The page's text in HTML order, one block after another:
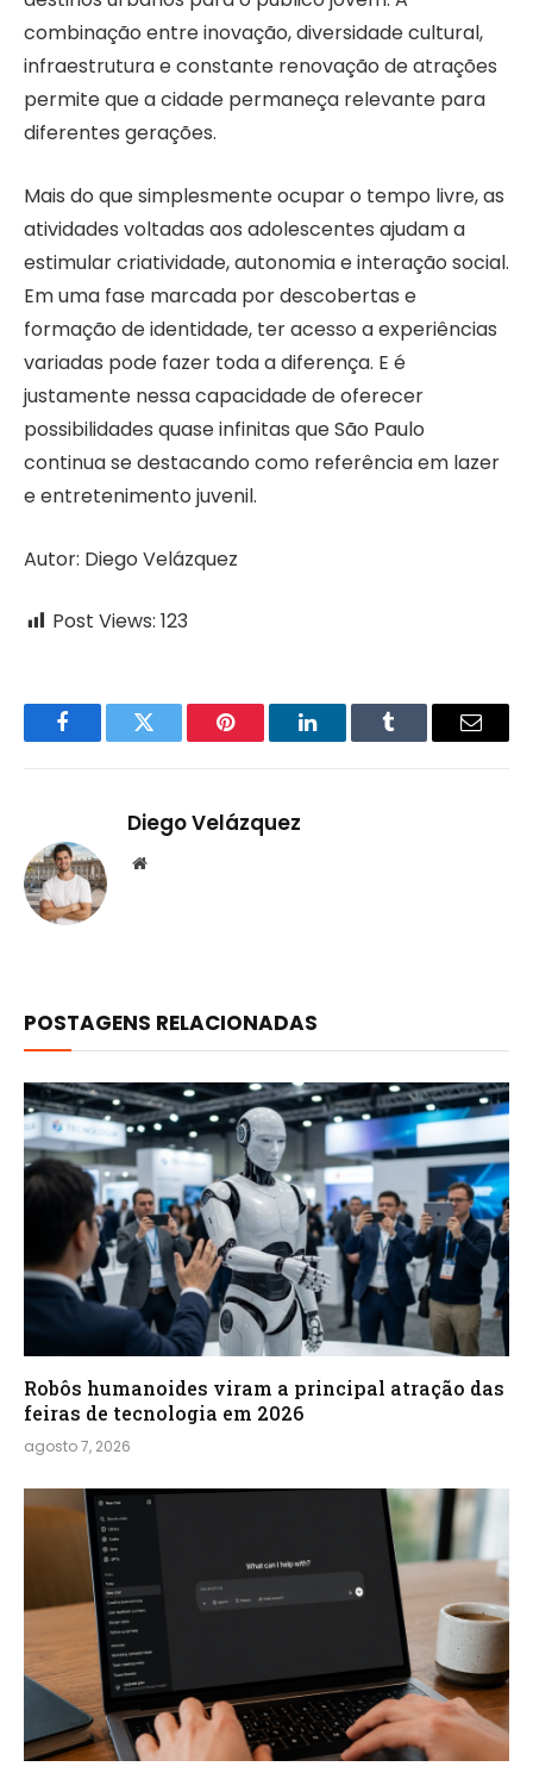
combinação entre inovação, diversidade cultural,
infraestrutura e constante renovação de atrações
permite que a cidade permaneça relevante para
diferentes gerações.
Mais do que simplesmente ocupar o tempo livre, as
atividades voltadas aos adolescentes ajudam a
estimular criatividade, autonomia e interação social.
Em uma fase marcada por descobertas e
formação de identidade, ter acesso a experiências
variadas pode fazer toda a diferença. E é
justamente nessa capacidade de oferecer
possibilidades quase infinitas que São Paulo
continua se destacando como referência em lazer
e entretenimento juvenil.
Autor: Diego Velázquez
Post Views: 123
FacebookTwitter Pinterest LinkedInTumblr Email
Diego Velázquez
Website
POSTAGENS RELACIONADAS
Robôs humanoides viram a principal atração das
feiras de tecnologia em 2026
agosto 7, 2026